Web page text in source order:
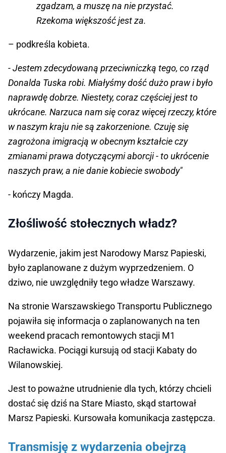
zgadzam, a muszę na nie przystać.
Rzekoma większość jest za.
– podkreśla kobieta.
- Jestem zdecydowaną przeciwniczką tego, co rząd
Donalda Tuska robi. Miałyśmy dość dużo praw i było
naprawdę dobrze. Niestety, coraz częściej jest to
ukrócane. Narzuca nam się coraz więcej rzeczy, które
w naszym kraju nie są zakorzenione. Czuję się
zagrożona imigracją w obecnym kształcie czy
zmianami prawa dotyczącymi aborcji - to ukrócenie
naszych praw, a nie danie kobiecie swobody"
- kończy Magda.
Złośliwość stołecznych władz?
Wydarzenie, jakim jest Narodowy Marsz Papieski,
było zaplanowane z dużym wyprzedzeniem. O
dziwo, nie uwzględniły tego władze Warszawy.
Na stronie Warszawskiego Transportu Publicznego
pojawiła się informacja o zaplanowanych na ten
weekend pracach remontowych stacji M1
Racławicka. Pociągi kursują od stacji Kabaty do
Wilanowskiej.
Jest to poważne utrudnienie dla tych, którzy chcieli
dostać się dziś na Stare Miasto, skąd startował
Marsz Papieski. Kursowała komunikacja zastępcza.
Transmisję z wydarzenia obejrzą